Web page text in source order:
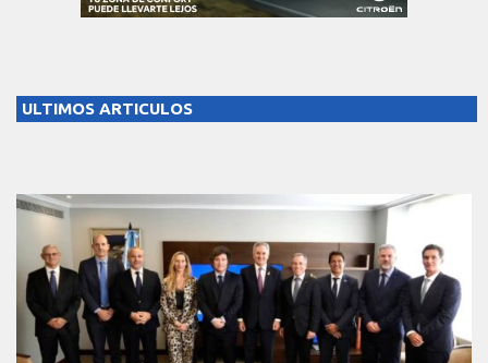
ULTIMOS ARTICULOS